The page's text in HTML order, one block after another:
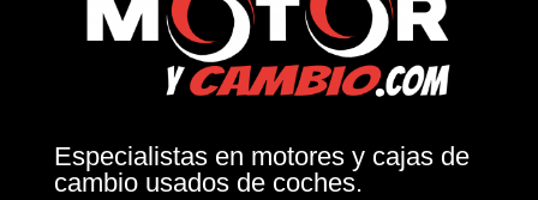
Especialistas en motores y cajas de
cambio usados de coches.